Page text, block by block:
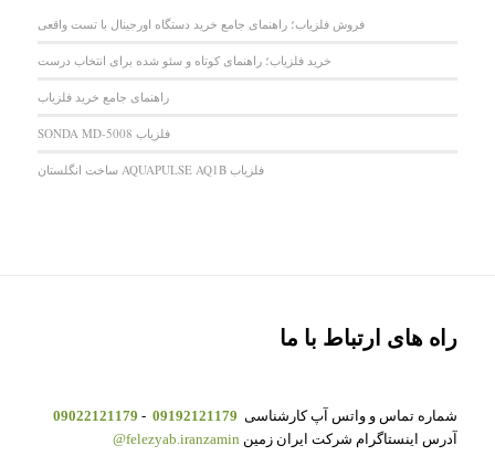
فروش فلزیاب؛ راهنمای جامع خرید دستگاه اورجینال با تست واقعی
خرید فلزیاب؛ راهنمای کوتاه و سئو شده برای انتخاب درست
راهنمای جامع خرید فلزیاب
فلزیاب SONDA MD-5008
فلزیاب AQUAPULSE AQ1B ساخت انگلستان
راه های ارتباط با ما
شماره تماس و واتس آپ کارشناسی 09192121179
-
09022121179
آدرس اینستاگرام شرکت ایران زمین felezyab.iranzamin@